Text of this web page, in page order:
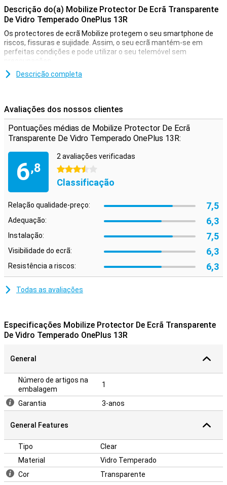
Descrição do(a) Mobilize Protector De Ecrã Transparente
De Vidro Temperado OnePlus 13R
Os protectores de ecrã Mobilize protegem o seu smartphone de
riscos, fissuras e sujidade. Assim, o seu ecrã mantém-se em
perfeitas condições e pode utilizar o seu telemóvel sem
preocupações.
OnePlus 13R ficará livre de sujidade e riscos. Esta peça de vidro
fina mas resistente aplica-se facilmente e evita danos no seu
ecrã.
Além disso, o protetor de ecrã é pouco visível e pode ser utilizado
com a maioria das capas normais. Assim, desfruta de uma
proteção discreta mas eficaz, sem comprometer a facilidade de
utilização.
Descrição completa
Avaliações dos nossos clientes
Pontuações médias de Mobilize Protector De Ecrã
Transparente De Vidro Temperado OnePlus 13R:
6,8
2 avaliações verificadas
3.5 estrelas
Classificação
Relação qualidade-preço: 7,5
Adequação: 6,3
Instalação: 7,5
Visibilidade do ecrã: 6,3
Resistência a riscos: 6,3
Todas as avaliações
Especificações Mobilize Protector De Ecrã Transparente
De Vidro Temperado OnePlus 13R
General
Número de artigos na
embalagem
1
Garantia 3-anos
General Features
Tipo
Clear
Material
Vidro Temperado
Cor
Transparente